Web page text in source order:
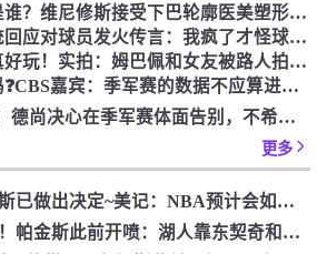
[体育视频]卧槽你是谁？维尼修斯接受下巴轮廓医美塑形，突然变
[世界杯]阿根廷总统回应对球员发火传言：我疯了才怪球员？全是
[体育头条]迈阿密真好玩！实拍：姆巴佩和女友被路人拍到在夜店
[今日视频]你认同吗❓️CBS嘉宾：季军赛的数据不应算进去，
【好看推荐】队报：德尚决心在季军赛体面告别，不希望以两连败收
更多
【体育资讯】詹姆斯已做出决定~美记：NBA预计会如期公布新赛
【集锦】没有老詹！帕金斯此前开喷：湖人靠东契奇和里夫斯没人会